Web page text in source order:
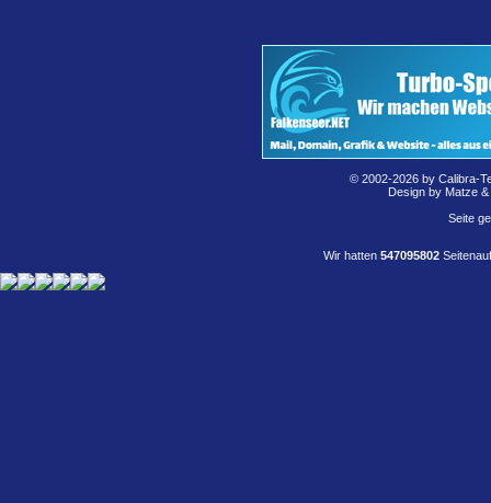
© 2002-2026 by Calibra-
Design by Matze
Seite
Wir hatten 547095802